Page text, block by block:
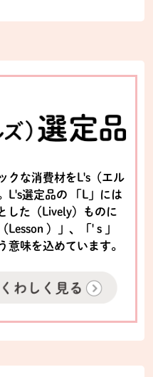
クな消費材をL's（エル
L's選定品の 「L」には
した（Lively）ものに
）」、「' s 」
意味を込めています。